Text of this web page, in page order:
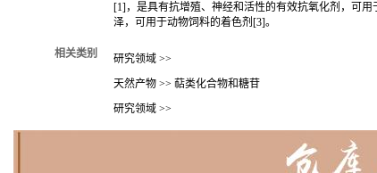
[1]，是具有抗增殖、神经和活性的有效抗氧化剂，可
泽，可用于动物饲料的着色剂[3]。
相关类别
研究领域 >>
天然产物 >> 萜类化合物和糖苷
研究领域 >>